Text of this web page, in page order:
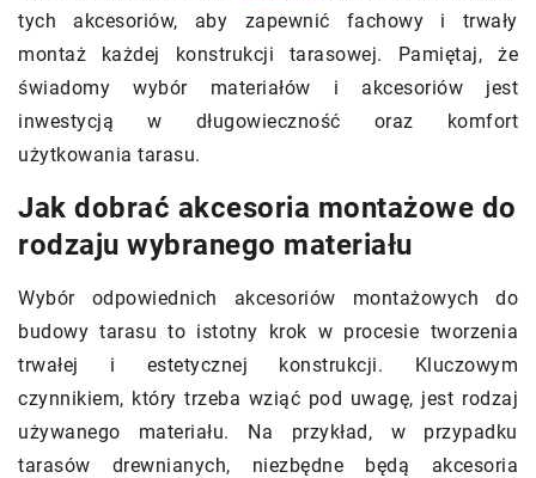
tych akcesoriów, aby zapewnić fachowy i trwały
montaż każdej konstrukcji tarasowej. Pamiętaj, że
świadomy wybór materiałów i akcesoriów jest
inwestycją w długowieczność oraz komfort
użytkowania tarasu.
Jak dobrać akcesoria montażowe do
rodzaju wybranego materiału
Wybór odpowiednich akcesoriów montażowych do
budowy tarasu to istotny krok w procesie tworzenia
trwałej i estetycznej konstrukcji. Kluczowym
czynnikiem, który trzeba wziąć pod uwagę, jest rodzaj
używanego materiału. Na przykład, w przypadku
tarasów drewnianych, niezbędne będą akcesoria